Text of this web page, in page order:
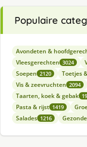
Populaire
Avondeten &
Vleesgerechten 3024
Soepen 2120 Toetjes
Vis & zeevruchten 2094
Taarten, koek & gebak
Pasta & rijst 1419
Salades 1216